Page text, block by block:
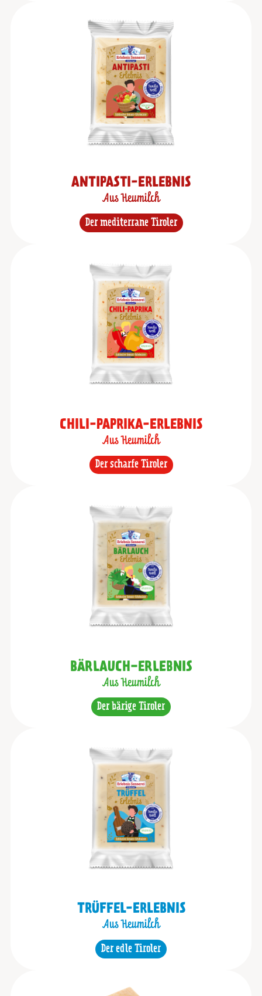
ANTIPASTI-ERLEBNIS
Aus Heumilch
Der mediterrane Tiroler
CHILI-PAPRIKA-ERLEBNIS
Aus Heumilch
Der scharfe Tiroler
BÄRLAUCH-ERLEBNIS
Aus Heumilch
Der bärige Tiroler
TRÜFFEL-ERLEBNIS
Aus Heumilch
Der edle Tiroler